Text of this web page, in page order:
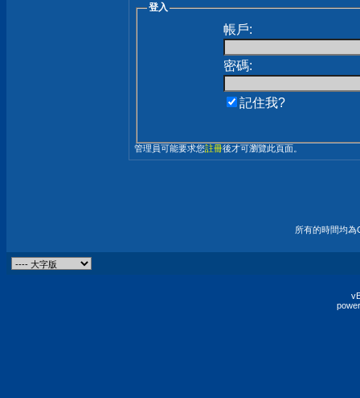
登入
帳戶:
密碼:
記住我?
管理員可能要求您註冊後才可瀏覽此頁面。
所有的時間均為